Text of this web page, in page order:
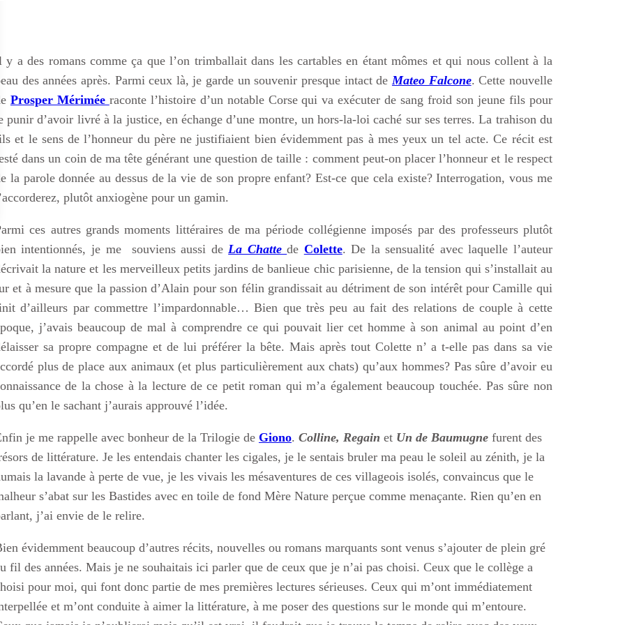
y a des romans comme ça que l’on trimballait dans les cartables en étant mômes et qui nous collent à la
des années après. Parmi ceux là, je garde un souvenir presque intact de Mateo Falcone. Cette nouvelle
Prosper Mérimée raconte l’histoire d’un notable Corse qui va exécuter de sang froid son jeune fils pour
punir d’avoir livré à la justice, en échange d’une montre, un hors-la-loi caché sur ses terres. La trahison du
et le sens de l’honneur du père ne justifiaient bien évidemment pas à mes yeux un tel acte. Ce récit est
dans un coin de ma tête générant une question de taille : comment peut-on placer l’honneur et le respect
la parole donnée au dessus de la vie de son propre enfant? Est-ce que cela existe? Interrogation, vous me
plutôt anxiogène pour un gamin.
ces autres grands moments littéraires de ma période collégienne imposés par des professeurs plutôt
intentionnés, je me souviens aussi de La Chattede Colette. De la sensualité avec laquelle l’auteur
la nature et les merveilleux petits jardins de banlieue chic parisienne, de la tension qui s’installait au
et à mesure que la passion d’Alain pour son félin grandissait au détriment de son intérêt pour Camille qui
d’ailleurs par commettre l’impardonnable… Bien que très peu au fait des relations de couple à cette
j’avais beaucoup de mal à comprendre ce qui pouvait lier cet homme à son animal au point d’en
sa propre compagne et de lui préférer la bête. Mais après tout Colette n’ a t-elle pas dans sa vie
plus de place aux animaux (et plus particulièrement aux chats) qu’aux hommes? Pas sûre d’avoir eu
de la chose à la lecture de ce petit roman qui m’a également beaucoup touchée. Pas sûre non
qu’en le sachant j’aurais approuvé l’idée.
je me rappelle avec bonheur de la Trilogie de Giono. Colline, Regain et Un de Baumugnefurent des
de littérature. Je les entendais chanter les cigales, je le sentais bruler ma peau le soleil au zénith, je la
la lavande à perte de vue, je les vivais les mésaventures de ces villageois isolés, convaincus que le
s’abat sur les Bastides avec en toile de fond Mère Nature perçue comme menaçante. Rien qu’en en
j’ai envie de le relire.
évidemment beaucoup d’autres récits, nouvelles ou romans marquants sont venus s’ajouter de plein gré
fil des années. Mais je ne souhaitais ici parler que de ceux que je n’ai pas choisi. Ceux que le collège a
pour moi, qui font donc partie de mes premières lectures sérieuses. Ceux qui m’ont immédiatement
et m’ont conduite à aimer la littérature, à me poser des questions sur le monde qui m’entoure.